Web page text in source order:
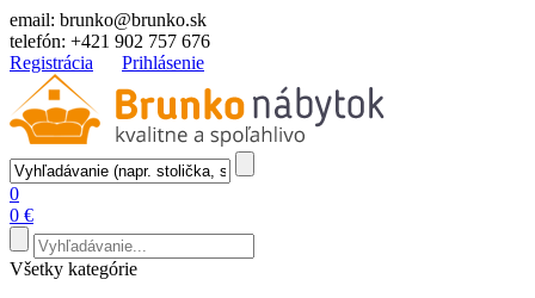
email: brunko@brunko.sk
telefón: +421 902 757 676
Registrácia
Prihlásenie
0
0 €
Všetky kategórie